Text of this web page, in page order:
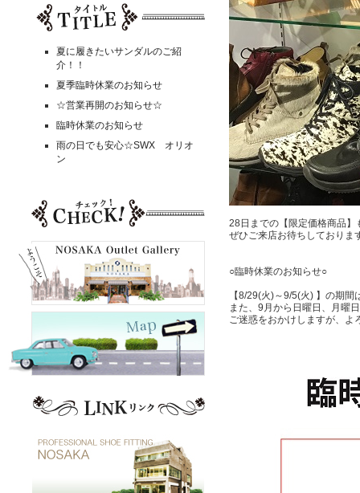
28日までの【限定価格商品】
ぜひご来店お待ちしておりま
○臨時休業のお知らせ○
【8/29(火)～9/5(火) 】の期
また、9月から日曜日、月曜
ご迷惑をおかけしますが、よ
夏に履きたいサンダルのご紹
介！！
夏季臨時休業のお知らせ
☆営業再開のお知らせ☆
臨時休業のお知らせ
雨の日でも安心☆SWX オリオ
ン